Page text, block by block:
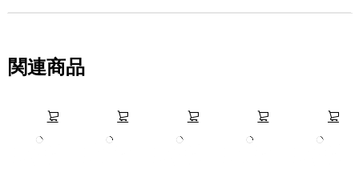
関連商品